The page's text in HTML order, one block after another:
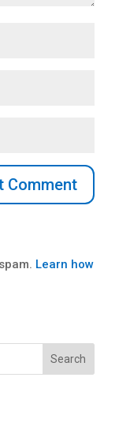
Learn how